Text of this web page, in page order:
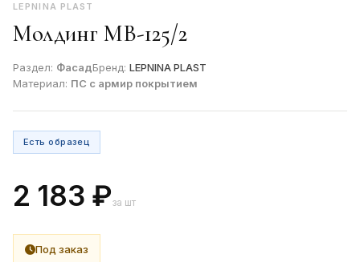
LEPNINA PLAST
Молдинг МВ-125/2
Раздел: ФасадБренд: LEPNINA PLAST
Материал: ПС с армир покрытием
Есть образец
2 183 ₽за шт
Под заказ